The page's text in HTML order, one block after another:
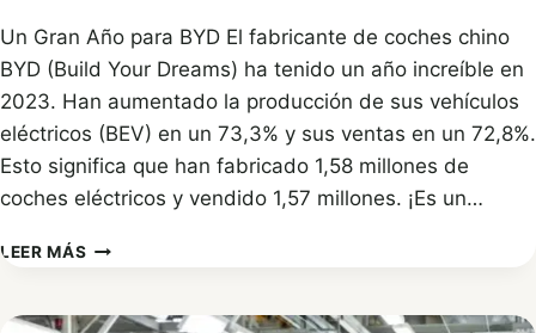
Un Gran Año para BYD El fabricante de coches chino
BYD (Build Your Dreams) ha tenido un año increíble en
2023. Han aumentado la producción de sus vehículos
eléctricos (BEV) en un 73,3% y sus ventas en un 72,8%.
Esto significa que han fabricado 1,58 millones de
coches eléctricos y vendido 1,57 millones. ¡Es un…
LEER MÁS BYD
A